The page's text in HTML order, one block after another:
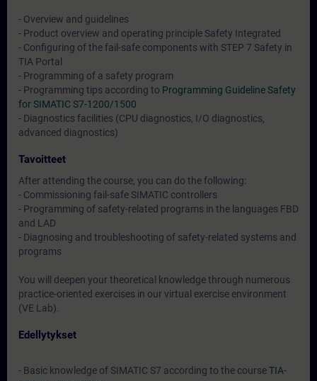
- Overview and guidelines
- Product overview and operating principle Safety Integrated
- Configuring of the fail-safe components with STEP 7 Safety in
TIA Portal
- Programming of a safety program
- Programming tips according to Programming Guideline Safety
for SIMATIC S7-1200/1500
- Diagnostics facilities (CPU diagnostics, I/O diagnostics,
advanced diagnostics)
Tavoitteet
After attending the course, you can do the following:
- Commissioning fail-safe SIMATIC controllers
- Programming of safety-related programs in the languages FBD
and LAD
- Diagnosing and troubleshooting of safety-related systems and
programs
You will deepen your theoretical knowledge through numerous
practice-oriented exercises in our virtual exercise environment
(VE Lab).
Edellytykset
- Basic knowledge of SIMATIC S7 according to the courseTIA-